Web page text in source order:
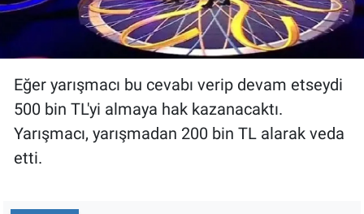
Eğer yarışmacı bu cevabı verip devam etseydi
500 bin TL'yi almaya hak kazanacaktı.
Yarışmacı, yarışmadan 200 bin TL alarak veda
etti.